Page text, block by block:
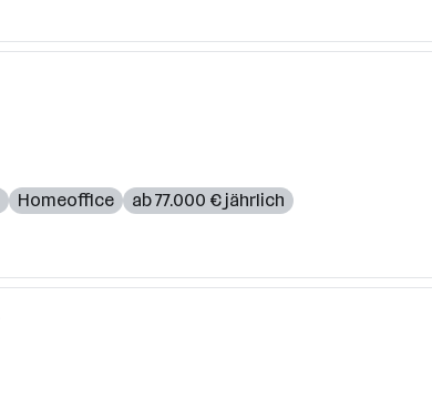
Homeoffice ab 77.000 € jährlich